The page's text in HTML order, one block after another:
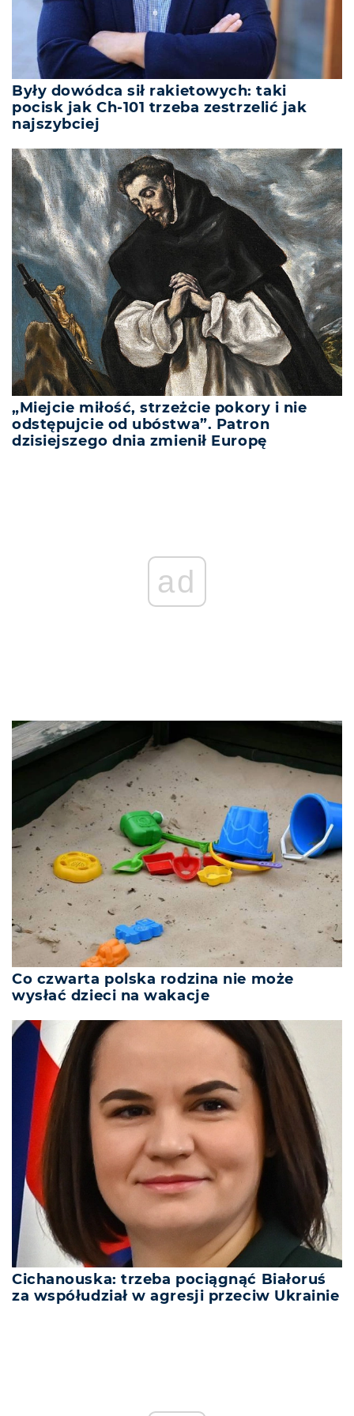
Były dowódca sił rakietowych: taki
pocisk jak Ch-101 trzeba zestrzelić jak
najszybciej
„Miejcie miłość, strzeżcie pokory i nie
odstępujcie od ubóstwa”. Patron
dzisiejszego dnia zmienił Europę
ad
Co czwarta polska rodzina nie może
wysłać dzieci na wakacje
Cichanouska: trzeba pociągnąć Białoruś
za współudział w agresji przeciw Ukrainie